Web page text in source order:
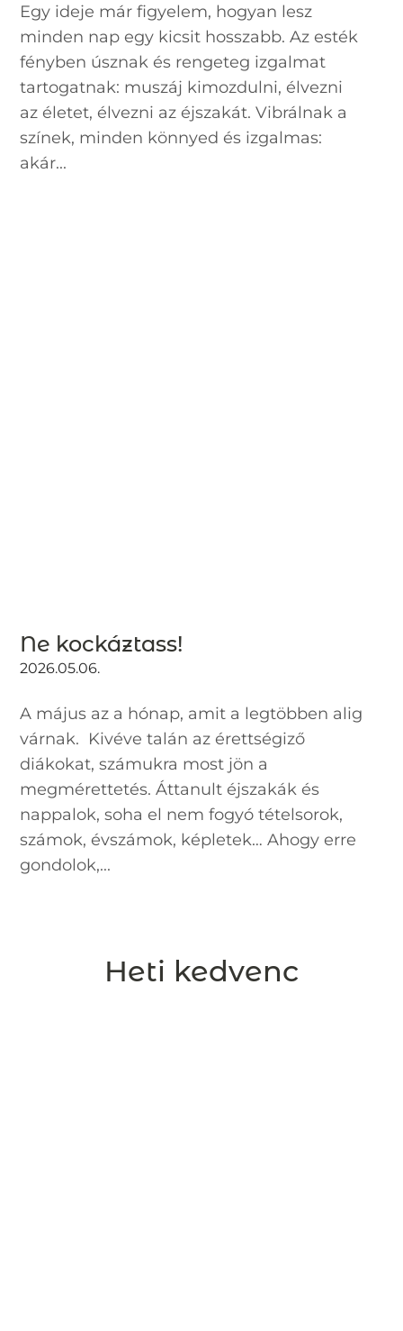
Egy ideje már figyelem, hogyan lesz
minden nap egy kicsit hosszabb. Az esték
fényben úsznak és rengeteg izgalmat
tartogatnak: muszáj kimozdulni, élvezni
az életet, élvezni az éjszakát. Vibrálnak a
színek, minden könnyed és izgalmas:
akár...
Ne kockáztass!
2026.05.06.
A május az a hónap, amit a legtöbben alig
várnak. Kivéve talán az érettségiző
diákokat, számukra most jön a
megmérettetés. Áttanult éjszakák és
nappalok, soha el nem fogyó tételsorok,
számok, évszámok, képletek… Ahogy erre
gondolok,...
Heti kedvenc